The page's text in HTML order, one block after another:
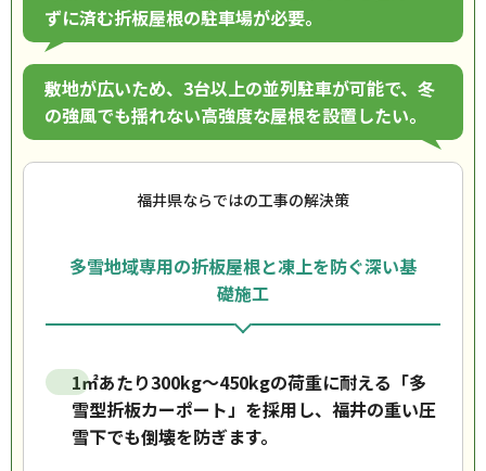
ずに済む折板屋根の駐車場が必要。
敷地が広いため、3台以上の並列駐車が可能で、冬
の強風でも揺れない高強度な屋根を設置したい。
福井県ならではの工事の解決策
多雪地域専用の折板屋根と凍上を防ぐ深い基
礎施工
1㎡あたり300kg〜450kgの荷重に耐える「多
雪型折板カーポート」を採用し、福井の重い圧
雪下でも倒壊を防ぎます。